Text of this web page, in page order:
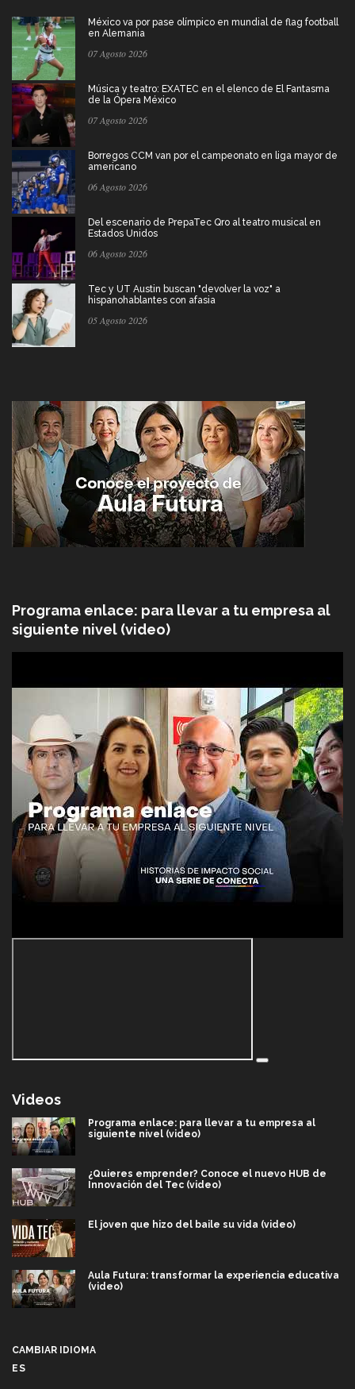
México va por pase olímpico en mundial de flag football
en Alemania
07 Agosto 2026
Música y teatro: EXATEC en el elenco de El Fantasma
de la Ópera México
07 Agosto 2026
Borregos CCM van por el campeonato en liga mayor de
americano
06 Agosto 2026
Del escenario de PrepaTec Qro al teatro musical en
Estados Unidos
06 Agosto 2026
Tec y UT Austin buscan "devolver la voz" a
hispanohablantes con afasia
05 Agosto 2026
Programa enlace: para llevar a tu empresa al
siguiente nivel (video)
Videos
Programa enlace: para llevar a tu empresa al
siguiente nivel (video)
¿Quieres emprender? Conoce el nuevo HUB de
Innovación del Tec (video)
El joven que hizo del baile su vida (video)
Aula Futura: transformar la experiencia educativa
(video)
CAMBIAR IDIOMA
ES